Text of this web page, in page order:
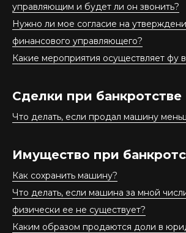
управляющим и будет ли он звонить?
Нужно ли мое согласие на
финансового управляющего?
Какие мероприятия осуществляет фу
Сделки при банкротстве
Что делать, если продал машину
Имущество при
Как сохранить машину?
Что делать, если машина за мной
физически ее не существует?
Каким образом продаются доли в